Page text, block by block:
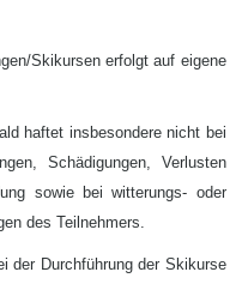
Skikursen erfolgt auf eigene
haftet insbesondere nicht bei
Schädigungen, Verlusten
sowie bei witterungs- oder
des Teilnehmers.
der Durchführung der Skikurse